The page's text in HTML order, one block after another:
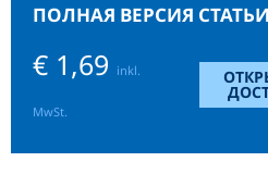
ПОЛНАЯ ВЕРСИЯ СТАТЬИ
€ 1,69 inkl.
MwSt.